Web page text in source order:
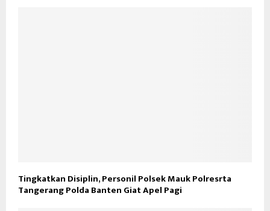
Tingkatkan Disiplin, Personil Polsek Mauk Polresrta
Tangerang Polda Banten Giat Apel Pagi